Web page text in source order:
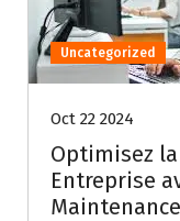
Uncategorized
Oct 22 2024
Optimisez
Entreprise